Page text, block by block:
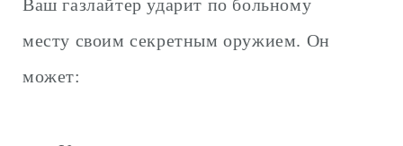
Ваш газлайтер ударит по больному
месту своим секретным оружием. Он
может: